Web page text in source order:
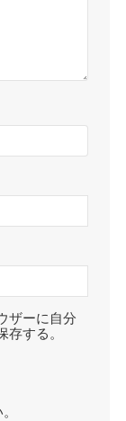
ザーに自分
する。